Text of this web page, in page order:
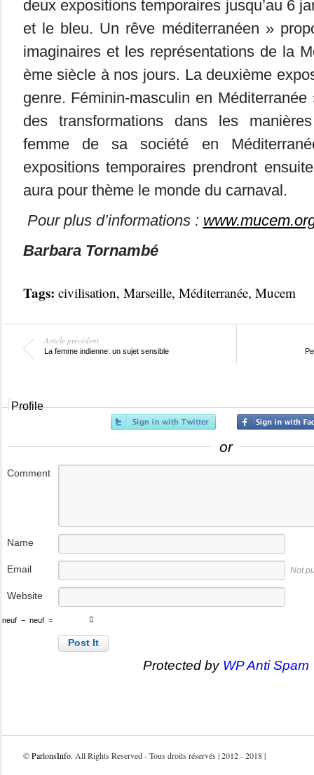
deux expositions temporaires jusqu’au 6
et le bleu. Un rêve méditerranéen »
imaginaires et les représentations de la
ème siècle à nos jours. La deuxième
genre. Féminin-masculin en
des transformations dans les
femme de sa société en
expositions temporaires prendront
aura pour thème le monde du carnaval.
Pour plus d’informations :
Barbara Tornambé
Tags: civilisation, Marseille, Méditerranée, Mucem
Article précédent
La femme indienne: un sujet sensible
Profile
or
Comment
Name
Email Not
Website
neuf − neuf =
Protected by WP Anti Spam
©ParlonsInfo. All Rights Reserved - Tous droits réservés | 2012 - 2018 |